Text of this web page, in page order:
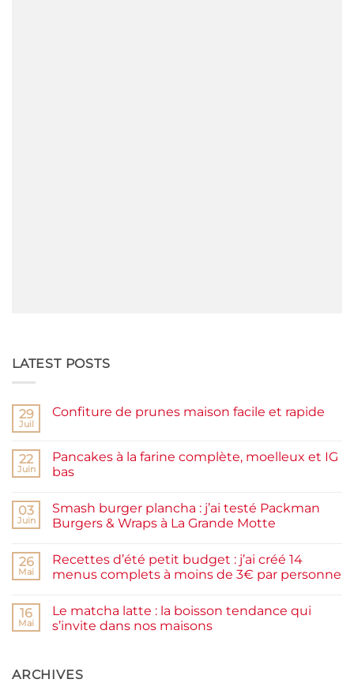
LATEST POSTS
29
Juil
Confiture de prunes maison facile et rapide
Confiture
de
prunes
et
rapide
22
Juin
Pancakes à la farine complète, moelleux et IG
bas
sur
Pancakes
à
complète,
moelleux
et
03
Juin
Smash burger plancha : j’ai testé Packman
Burgers & Wraps à La Grande Motte
sur
Smash
burger
testé
Packman
Burgers &
Grande
26
Mai
Recettes d’été petit budget : j’ai créé 14
menus complets à moins de 3€ par personne
sur
Recettes
d’été
j’ai
16
Mai
Le matcha latte : la boisson tendance qui
s’invite dans nos maisons
Le
ARCHIVES